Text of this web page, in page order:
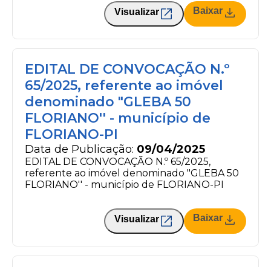
Visualizar Baixar
EDITAL DE CONVOCAÇÃO N.º
65/2025, referente ao imóvel
denominado "GLEBA 50
FLORIANO'' - município de
FLORIANO-PI
Data de Publicação: 09/04/2025
EDITAL DE CONVOCAÇÃO N.º 65/2025,
referente ao imóvel denominado "GLEBA 50
FLORIANO'' - município de FLORIANO-PI
Visualizar Baixar